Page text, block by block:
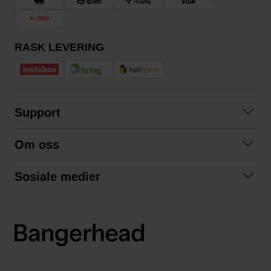
RASK LEVERING
Support
Kjøpsvilkår
Om oss
Sosiale medier
LinkedIn